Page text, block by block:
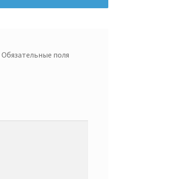
Обязательные поля